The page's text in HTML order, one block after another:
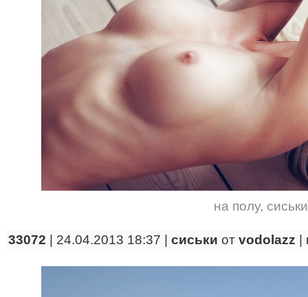
на полу, сиськи
33072 | 24.04.2013 18:37 | сиськи от vodolazz